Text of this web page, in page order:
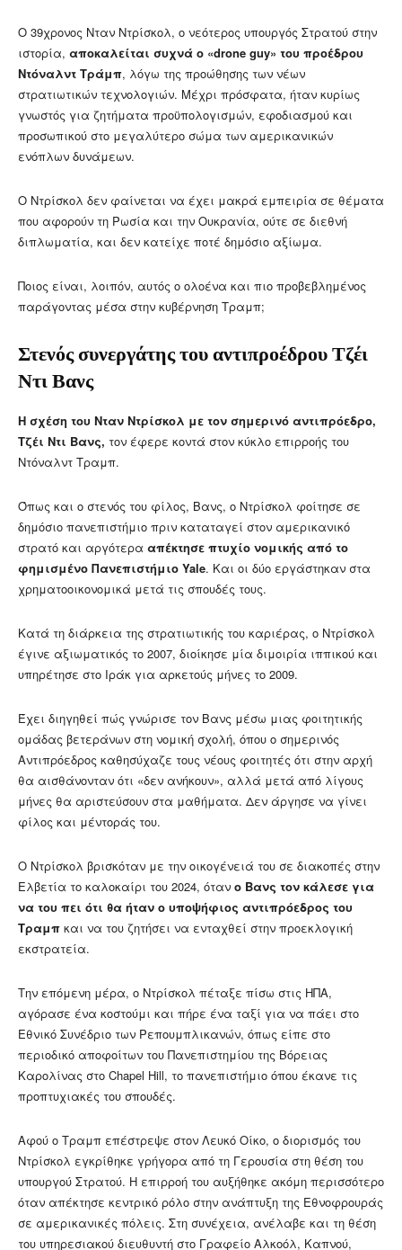
Ο 39χρονος Νταν Ντρίσκολ, ο νεότερος υπουργός Στρατού στην
ιστορία, αποκαλείται συχνά ο «drone guy» του προέδρου
Ντόναλντ Τράμπ, λόγω της προώθησης των νέων
στρατιωτικών τεχνολογιών. Μέχρι πρόσφατα, ήταν κυρίως
γνωστός για ζητήματα προϋπολογισμών, εφοδιασμού και
προσωπικού στο μεγαλύτερο σώμα των αμερικανικών
ενόπλων δυνάμεων.
Ο Ντρίσκολ δεν φαίνεται να έχει μακρά εμπειρία σε θέματα
που αφορούν τη Ρωσία και την Ουκρανία, ούτε σε διεθνή
διπλωματία, και δεν κατείχε ποτέ δημόσιο αξίωμα.
Ποιος είναι, λοιπόν, αυτός ο ολοένα και πιο προβεβλημένος
παράγοντας μέσα στην κυβέρνηση Τραμπ;
Στενός συνεργάτης του αντιπροέδρου Τζέι
Ντι Βανς
Η σχέση του Νταν Ντρίσκολ με τον σημερινό αντιπρόεδρο,
Tζέι Ντι Βανς, τον έφερε κοντά στον κύκλο επιρροής του
Ντόναλντ Τραμπ.
Όπως και ο στενός του φίλος, Βανς, ο Ντρίσκολ φοίτησε σε
δημόσιο πανεπιστήμιο πριν καταταγεί στον αμερικανικό
στρατό και αργότερα απέκτησε πτυχίο νομικής από το
φημισμένο Πανεπιστήμιο Yale. Και οι δύο εργάστηκαν στα
χρηματοοικονομικά μετά τις σπουδές τους.
Κατά τη διάρκεια της στρατιωτικής του καριέρας, ο Ντρίσκολ
έγινε αξιωματικός το 2007, διοίκησε μία διμοιρία ιππικού και
υπηρέτησε στο Ιράκ για αρκετούς μήνες το 2009.
Έχει διηγηθεί πώς γνώρισε τον Βανς μέσω μιας φοιτητικής
ομάδας βετεράνων στη νομική σχολή, όπου ο σημερινός
Αντιπρόεδρος καθησύχαζε τους νέους φοιτητές ότι στην αρχή
θα αισθάνονταν ότι «δεν ανήκουν», αλλά μετά από λίγους
μήνες θα αριστεύσουν στα μαθήματα. Δεν άργησε να γίνει
φίλος και μέντοράς του.
Ο Ντρίσκολ βρισκόταν με την οικογένειά του σε διακοπές στην
Ελβετία το καλοκαίρι του 2024, όταν ο Βανς τον κάλεσε για
να του πει ότι θα ήταν ο υποψήφιος αντιπρόεδρος του
Τραμπ και να του ζητήσει να ενταχθεί στην προεκλογική
εκστρατεία.
Την επόμενη μέρα, ο Ντρίσκολ πέταξε πίσω στις ΗΠΑ,
αγόρασε ένα κοστούμι και πήρε ένα ταξί για να πάει στο
Εθνικό Συνέδριο των Ρεπουμπλικανών, όπως είπε στο
περιοδικό αποφοίτων του Πανεπιστημίου της Βόρειας
Καρολίνας στο Chapel Hill, το πανεπιστήμιο όπου έκανε τις
προπτυχιακές του σπουδές.
Αφού ο Τραμπ επέστρεψε στον Λευκό Οίκο, ο διορισμός του
Ντρίσκολ εγκρίθηκε γρήγορα από τη Γερουσία στη θέση του
υπουργού Στρατού. Η επιρροή του αυξήθηκε ακόμη περισσότερο
όταν απέκτησε κεντρικό ρόλο στην ανάπτυξη της Εθνοφρουράς
σε αμερικανικές πόλεις. Στη συνέχεια, ανέλαβε και τη θέση
του υπηρεσιακού διευθυντή στο Γραφείο Αλκοόλ, Καπνού,